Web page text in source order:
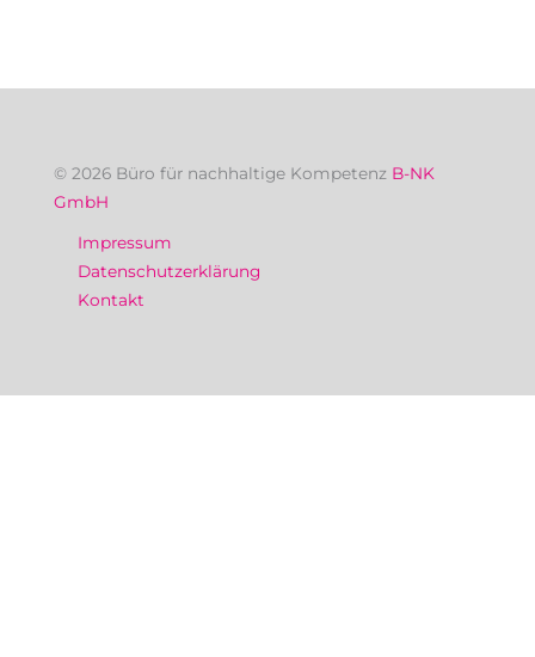
© 2026 Büro für nachhaltige Kompetenz B-NK
GmbH
Impressum
Datenschutzerklärung
Kontakt